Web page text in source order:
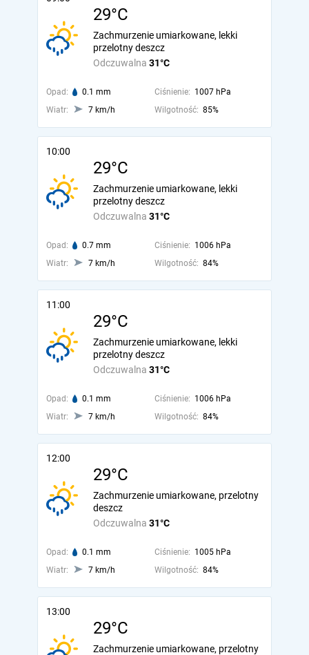
29°C
Odczuwalna 31°C
Zachmurzenie umiarkowane, lekki
przelotny deszcz
Opad: 0.1 mm Ciśnienie: 1007 hPa
Wiatr:
7 km/h Wilgotność: 85%
10:00
29°C
Odczuwalna 31°C
Zachmurzenie umiarkowane, lekki
przelotny deszcz
Opad: 0.7 mm Ciśnienie: 1006 hPa
Wiatr:
7 km/h Wilgotność: 84%
11:00
29°C
Odczuwalna 31°C
Zachmurzenie umiarkowane, lekki
przelotny deszcz
Opad: 0.1 mm Ciśnienie: 1006 hPa
Wiatr:
7 km/h Wilgotność: 84%
12:00
29°C
Odczuwalna 31°C
Zachmurzenie umiarkowane, przelotny
deszcz
Opad: 0.1 mm Ciśnienie: 1005 hPa
Wiatr:
7 km/h Wilgotność: 84%
13:00
29°C
Zachmurzenie umiarkowane, przelotny